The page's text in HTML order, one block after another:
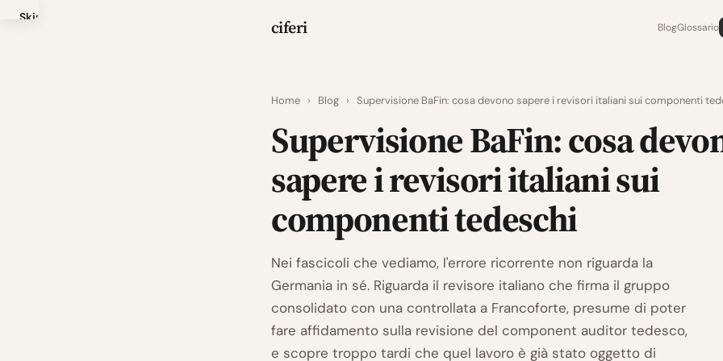
Skip
ciferi BlogGlossario
Home › Blog › Supervisione BaFin: cosa devono sapere i revisori italiani sui componenti
Supervisione BaFin: cosa
sapere i revisori italiani sui
componenti tedeschi
Nei fascicoli che vediamo, l'errore ricorrente non riguarda la
Germania in sé. Riguarda il revisore italiano che firma il gruppo
consolidato con una controllata a Francoforte, presume di poter
fare affidamento sulla revisione del component auditor tedesco,
e scopre troppo tardi che quel lavoro è già stato oggetto di